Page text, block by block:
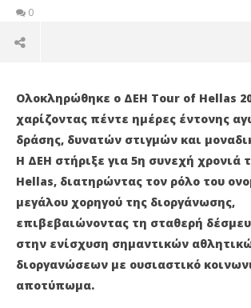
0
Ολοκληρώθηκε ο ΔΕΗ Tour of Hellas
χαρίζοντας πέντε ημέρες έντονης
δράσης, δυνατών στιγμών και
Η ΔΕΗ στήριξε για 5η συνεχή χρονιά
Hellas, διατηρώντας τον ρόλο του
μεγάλου χορηγού της διοργάνωσης,
επιβεβαιώνοντας τη σταθερή
στην ενίσχυση σημαντικών
διοργανώσεων με ουσιαστικό
αποτύπωμα.